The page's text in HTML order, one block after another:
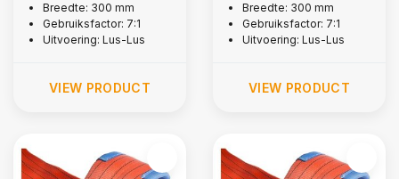
Breedte: 300 mm
Gebruiksfactor: 7:1
Uitvoering: Lus-Lus
VIEW PRODUCT
Breedte: 300 mm
Gebruiksfactor: 7:1
Uitvoering: Lus-Lus
VIEW PRODUCT